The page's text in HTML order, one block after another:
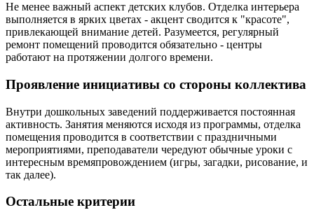
Не менее важный аспект детских клубов. Отделка интерьера
выполняется в ярких цветах - акцент сводится к "красоте",
привлекающей внимание детей. Разумеется, регулярный
ремонт помещений проводится обязательно - центры
работают на протяжении долгого времени.
Проявление инициативы со стороны коллектива
Внутри дошкольных заведений поддерживается постоянная
активность. Занятия меняются исходя из программы, отделка
помещения проводится в соответствии с праздничными
мероприятиями, преподаватели чередуют обычные уроки с
интересным времяпровождением (игры, загадки, рисование, и
так далее).
Остальные критерии